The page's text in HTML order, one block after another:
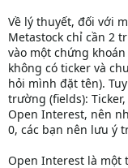
Về lý thuyết, đối với
Metastock chỉ cần 2
vào một chứng
không có ticker và
hỏi mình đặt tên).
trường (fields):
Open Interest, nên
0, các bạn nên lưu ý
Open Interest là một